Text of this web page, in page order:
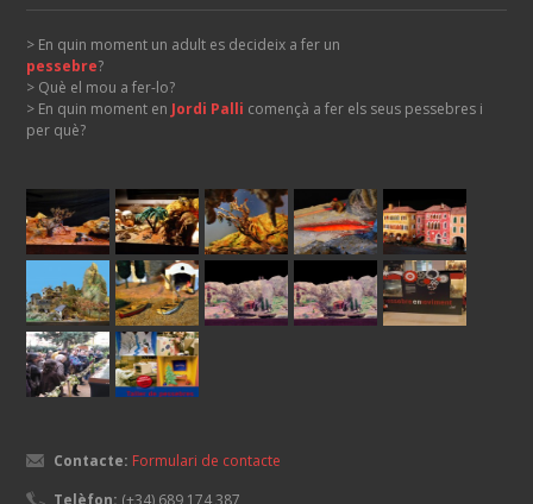
> En quin moment un adult es decideix a fer un
pessebre?
> Què el mou a fer-lo?
> En quin moment en Jordi Palli començà a fer els seus pessebres i
per què?
Contacte: Formulari de contacte
Telèfon: (+34) 689 174 387